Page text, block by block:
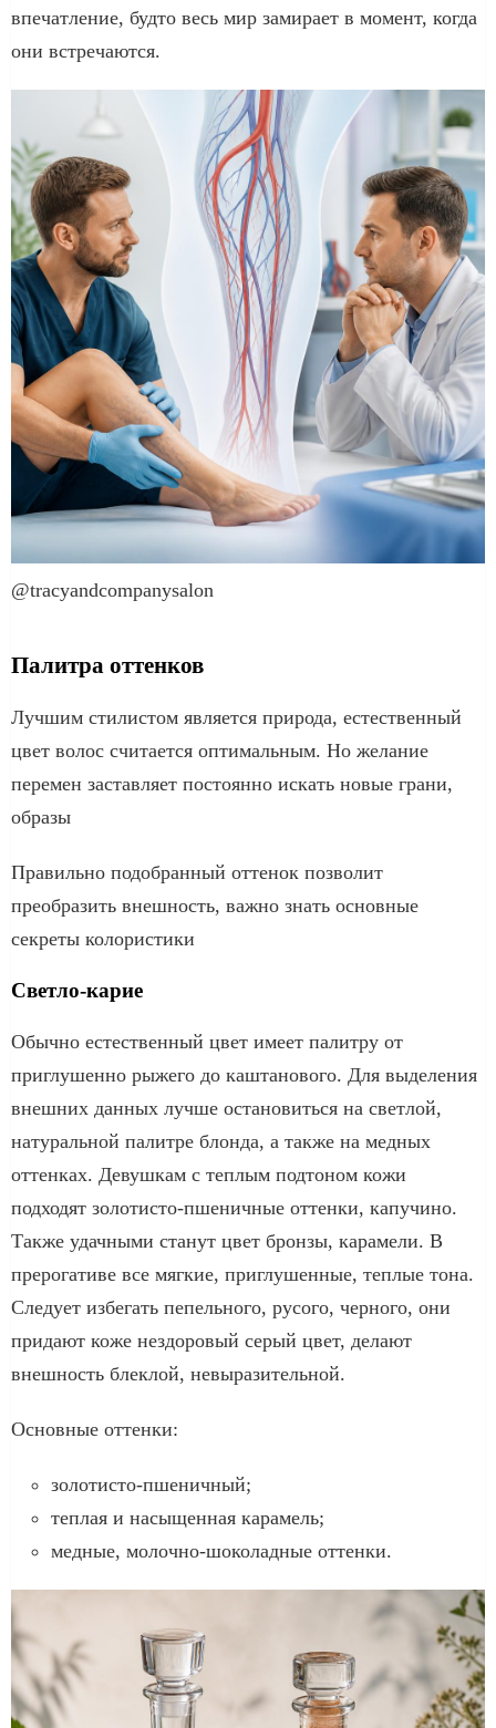
впечатление, будто весь мир замирает в момент, когда
они встречаются.
@tracyandcompanysalon
Палитра оттенков
Лучшим стилистом является природа, естественный
цвет волос считается оптимальным. Но желание
перемен заставляет постоянно искать новые грани,
образы
Правильно подобранный оттенок позволит
преобразить внешность, важно знать основные
секреты колористики
Светло-карие
Обычно естественный цвет имеет палитру от
приглушенно рыжего до каштанового. Для выделения
внешних данных лучше остановиться на светлой,
натуральной палитре блонда, а также на медных
оттенках. Девушкам с теплым подтоном кожи
подходят золотисто-пшеничные оттенки, капучино.
Также удачными станут цвет бронзы, карамели. В
прерогативе все мягкие, приглушенные, теплые тона.
Следует избегать пепельного, русого, черного, они
придают коже нездоровый серый цвет, делают
внешность блеклой, невыразительной.
Основные оттенки:
золотисто-пшеничный;
теплая и насыщенная карамель;
медные, молочно-шоколадные оттенки.